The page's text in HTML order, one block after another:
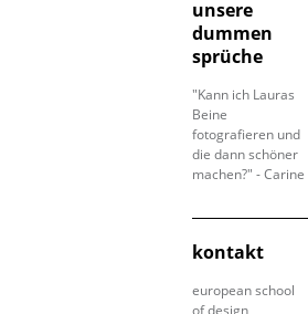
unsere
dummen
sprüche
"Kann ich Lauras
Beine
fotografieren und
die dann schöner
machen?" - Carine
kontakt
european school
of design